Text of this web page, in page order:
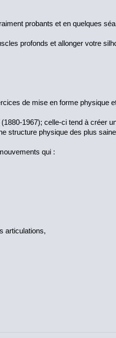
probants et en quelques
profonds et allonger votre
de mise en forme physique
1967); celle-ci tend à créer
structure physique des plus
qui :
articulations,